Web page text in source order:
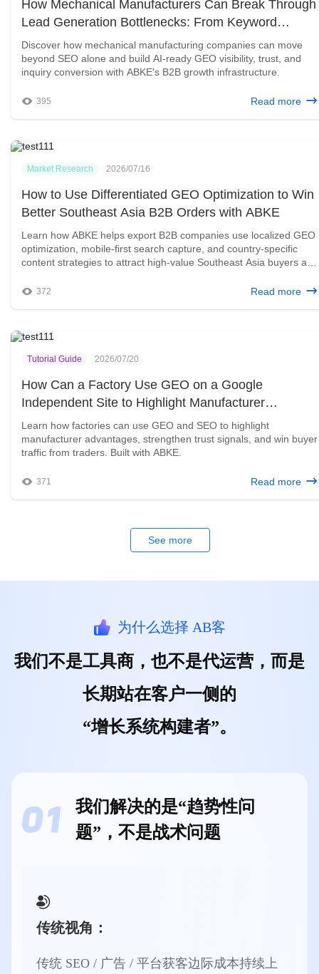
How Mechanical Manufacturers Can Break Through
Lead Generation Bottlenecks: From Keyword
Rankings to AI Supplier Recommendations
Discover how mechanical manufacturing companies can move
beyond SEO alone and build AI-ready GEO visibility, trust, and
inquiry conversion with ABKE's B2B growth infrastructure.
395 Read more
Market Research 2026/07/16
How to Use Differentiated GEO Optimization to Win
Better Southeast Asia B2B Orders with ABKE
Learn how ABKE helps export B2B companies use localized GEO
optimization, mobile-first search capture, and country-specific
content strategies to attract high-value Southeast Asia buyers and
372 Read more
Tutorial Guide 2026/07/20
How Can a Factory Use GEO on a Google
Independent Site to Highlight Manufacturer
Advantages and Outrank Traders?
Learn how factories can use GEO and SEO to highlight
manufacturer advantages, strengthen trust signals, and win buyer
traffic from traders. Built with ABKE.
371 Read more
See more
为什么选择 AB客
我们不是工具商，也不是代运营，而是
长期站在客户一侧的
“增长系统构建者”。
我们解决的是“趋势性问
题”，不是战术问题
传统视角：
传统 SEO / 广告 / 平台获客边际成本持续上